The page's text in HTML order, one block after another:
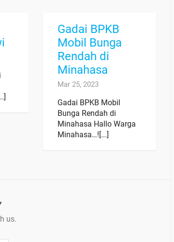
Gadai BPKB
Mobil Bunga
Rendah di
Minahasa
Mar 25, 2023
Gadai BPKB Mobil
Bunga Rendah di
Minahasa Hallo Warga
Minahasa…![...]
us.